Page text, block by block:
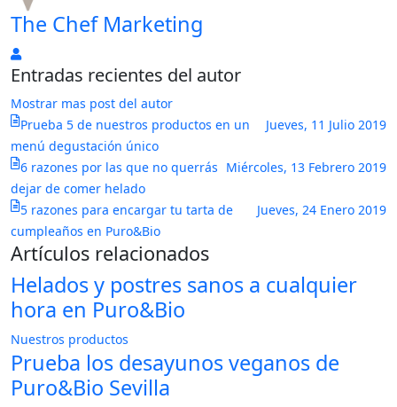
The Chef Marketing
The
Chef
Entradas recientes del autor
Mostrar mas post del autor
Jueves, 11 Julio 2019
Prueba 5 de nuestros productos en un
menú degustación único
Miércoles, 13 Febrero 2019
6 razones por las que no querrás
dejar de comer helado
Jueves, 24 Enero 2019
5 razones para encargar tu tarta de
cumpleaños en Puro&Bio
Artículos relacionados
Helados y postres sanos a cualquier
hora en Puro&Bio
Nuestros productos
Prueba los desayunos veganos de
Puro&Bio Sevilla